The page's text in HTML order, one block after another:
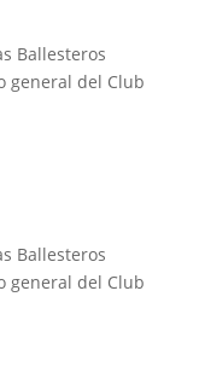
Ballesteros
general del Club
Ballesteros
general del Club